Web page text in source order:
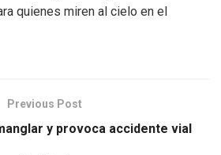
quienes miren al cielo en el
Previous Post
y provoca accidente vial